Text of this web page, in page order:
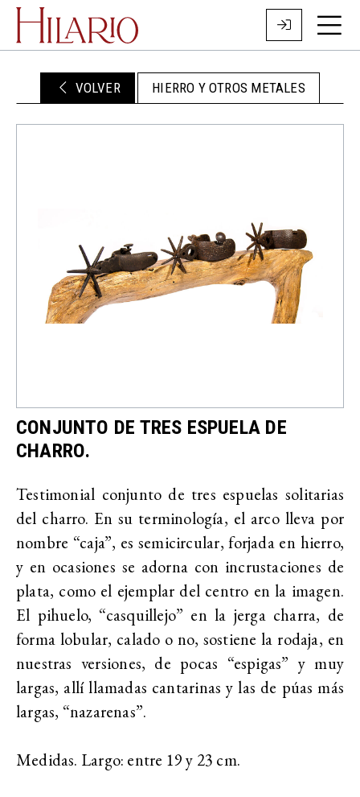
VOLVER HIERRO Y OTROS METALES
CONJUNTO DE TRES ESPUELA DE
CHARRO.
Testimonial conjunto de tres espuelas solitarias
del charro. En su terminología, el arco lleva por
nombre “caja”, es semicircular, forjada en hierro,
y en ocasiones se adorna con incrustaciones de
plata, como el ejemplar del centro en la imagen.
El pihuelo, “casquillejo” en la jerga charra, de
forma lobular, calado o no, sostiene la rodaja, en
nuestras versiones, de pocas “espigas” y muy
largas, allí llamadas cantarinas y las de púas más
largas, “nazarenas”.
Medidas. Largo: entre 19 y 23 cm.